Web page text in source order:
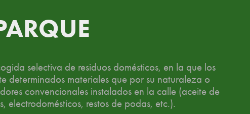
selectiva de residuos domésticos, en la que los
determinados materiales que por su naturaleza o
convencionales instalados en la calle (aceite de
electrodomésticos, restos de podas, etc.).